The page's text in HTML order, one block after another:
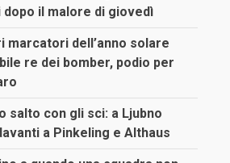
il malore di giovedì
marcatori dell’anno solare
re dei bomber, podio per
salto con gli sci: a Ljubno
a Pinkeling e Althaus